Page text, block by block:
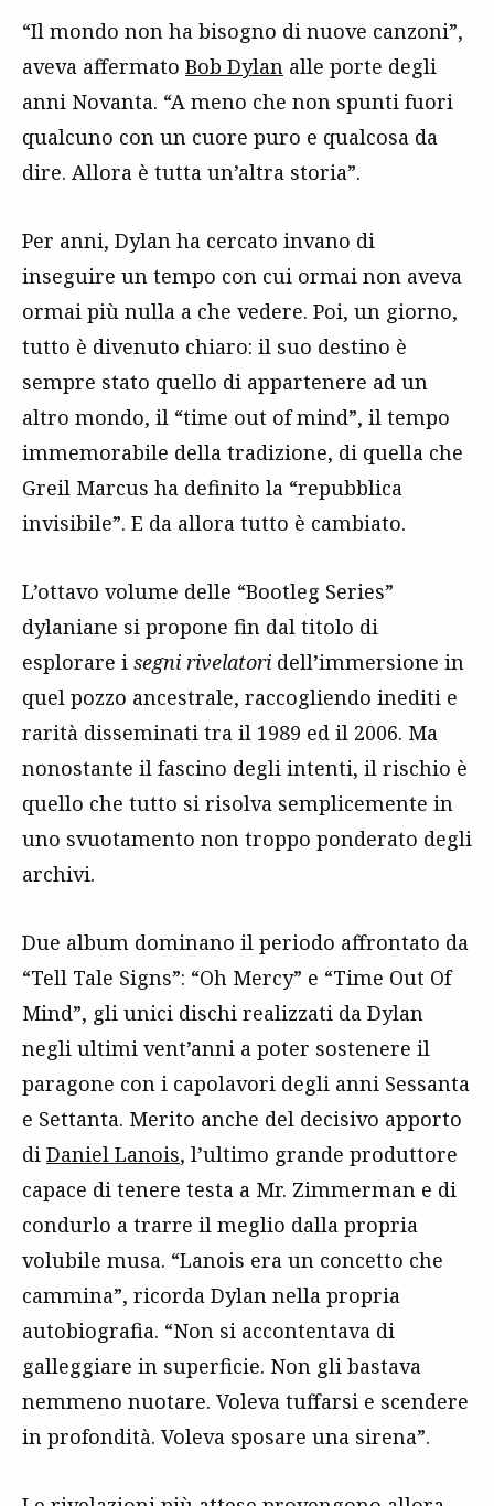
“Il mondo non ha bisogno di nuove canzoni”,
aveva affermato Bob Dylan alle porte degli
anni Novanta. “A meno che non spunti fuori
qualcuno con un cuore puro e qualcosa da
dire. Allora è tutta un’altra storia”.
Per anni, Dylan ha cercato invano di
inseguire un tempo con cui ormai non aveva
ormai più nulla a che vedere. Poi, un giorno,
tutto è divenuto chiaro: il suo destino è
sempre stato quello di appartenere ad un
altro mondo, il “time out of mind”, il tempo
immemorabile della tradizione, di quella che
Greil Marcus ha definito la “repubblica
invisibile”. E da allora tutto è cambiato.
L’ottavo volume delle “Bootleg Series”
dylaniane si propone fin dal titolo di
esplorare i segni rivelatori dell’immersione in
quel pozzo ancestrale, raccogliendo inediti e
rarità disseminati tra il 1989 ed il 2006. Ma
nonostante il fascino degli intenti, il rischio è
quello che tutto si risolva semplicemente in
uno svuotamento non troppo ponderato degli
archivi.
Due album dominano il periodo affrontato da
“Tell Tale Signs”: “Oh Mercy” e “Time Out Of
Mind”, gli unici dischi realizzati da Dylan
negli ultimi vent’anni a poter sostenere il
paragone con i capolavori degli anni Sessanta
e Settanta. Merito anche del decisivo apporto
di Daniel Lanois, l’ultimo grande produttore
capace di tenere testa a Mr. Zimmerman e di
condurlo a trarre il meglio dalla propria
volubile musa. “Lanois era un concetto che
cammina”, ricorda Dylan nella propria
autobiografia. “Non si accontentava di
galleggiare in superficie. Non gli bastava
nemmeno nuotare. Voleva tuffarsi e scendere
in profondità. Voleva sposare una sirena”.